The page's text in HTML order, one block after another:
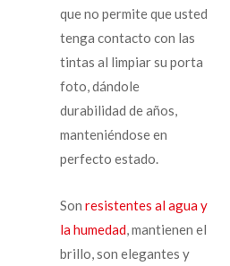
que no permite que usted
tenga contacto con las
tintas al limpiar su porta
foto, dándole
durabilidad de años,
manteniéndose en
perfecto estado.
Son resistentes al agua y
la humedad, mantienen el
brillo, son elegantes y